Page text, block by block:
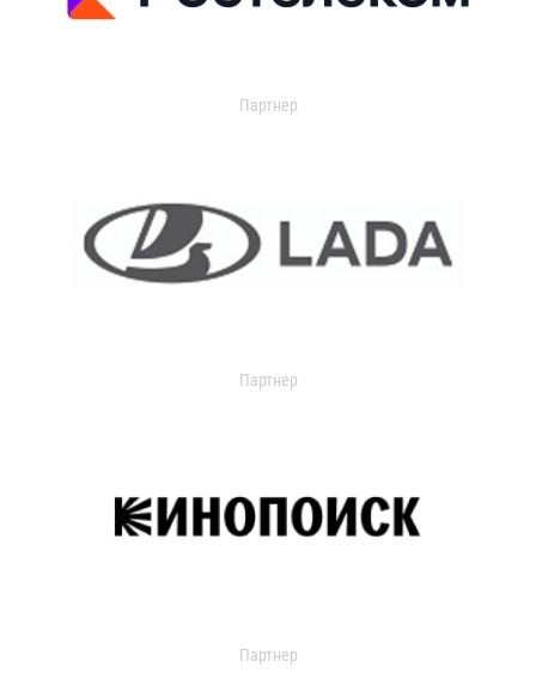
Партнер
Партнер
Партнер